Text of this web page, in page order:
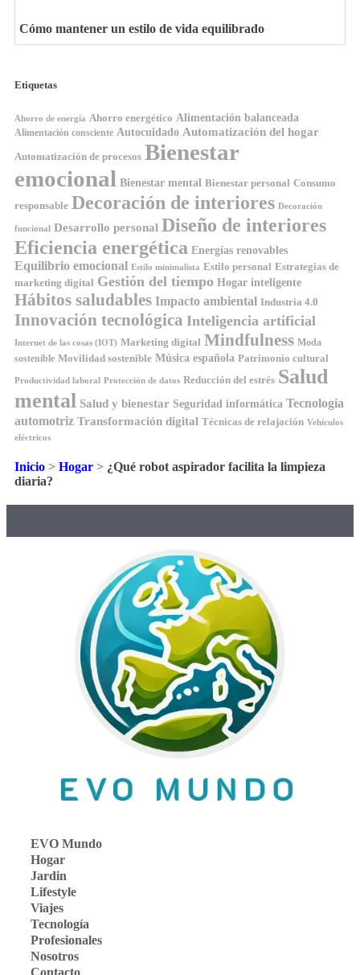
Cómo mantener un estilo de vida equilibrado
Etiquetas
Ahorro de energía Ahorro energético Alimentación balanceada
Alimentación consciente Autocuidado Automatización del hogar
Automatización de procesos Bienestar
emocional Bienestar mental Bienestar personal Consumo
responsable Decoración de interiores Decoración
funcional Desarrollo personal Diseño de interiores
Eficiencia energética Energías renovables
Equilibrio emocional Estilo minimalista Estilo personal Estrategias de
marketing digital Gestión del tiempo Hogar inteligente
Hábitos saludables Impacto ambiental Industria 4.0
Innovación tecnológica Inteligencia artificial
Internet de las cosas (IOT) Marketing digital Mindfulness Moda
sostenible Movilidad sostenible Música española Patrimonio cultural
Productividad laboral Protección de datos Reducción del estrés Salud
mental Salud y bienestar Seguridad informática Tecnología
automotriz Transformación digital Técnicas de relajación Vehículos
eléctricos
Inicio > Hogar > ¿Qué robot aspirador facilita la limpieza
diaria?
EVO Mundo
Hogar
Jardin
Lifestyle
Viajes
Tecnología
Profesionales
Nosotros
Contacto